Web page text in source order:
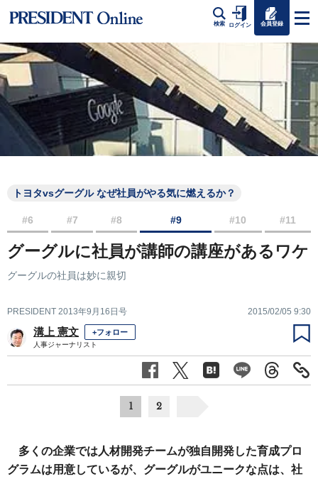
検索 ログイン 会員登録
トヨタvsグーグル なぜ社員がやる気に燃えるか？
#6 #7 #8 #9 #10 #11
グーグルに社員が講師の講座があるワケ
グーグルの社員は妙に親切
PRESIDENT 2013年9月16日号 2015/02/05 9:30
溝上 憲文 +フォロー
人事ジャーナリスト
1 2
多くの企業では人材開発チームが独自開発した育成プロ
グラムは用意しているが、グーグルがユニークな点は、社